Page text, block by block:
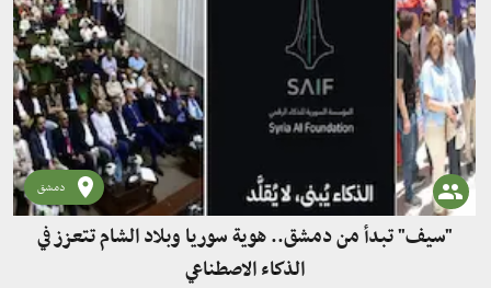
دمشق
"سيف" تبدأ من دمشق.. هوية سوريا وبلاد الشام تتعزز في
الذكاء الاصطناعي